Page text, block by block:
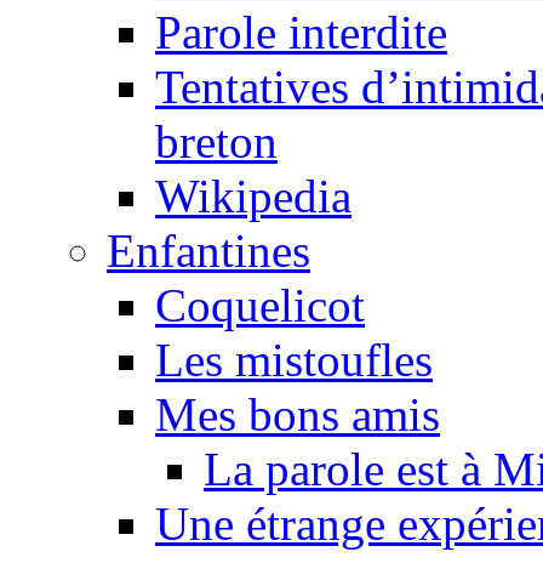
Parole interdite
Tentatives
breton
Wikipedia
Enfantines
Coquelicot
Les mistoufles
Mes bons amis
La parole est à
Une étrange